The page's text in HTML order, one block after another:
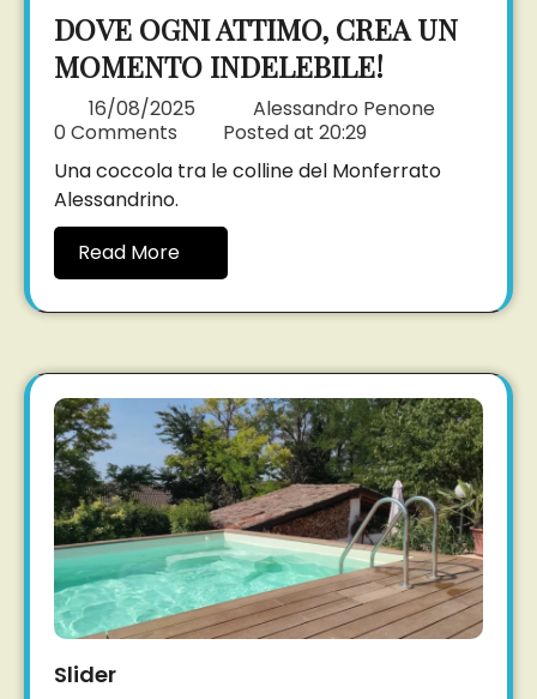
DOVE OGNI ATTIMO, CREA UN
MOMENTO INDELEBILE!
16/08/2025
Alessandro Penone
0 Comments
Posted at 20:29
Una coccola tra le colline del Monferrato
Alessandrino.
Read More
Slider